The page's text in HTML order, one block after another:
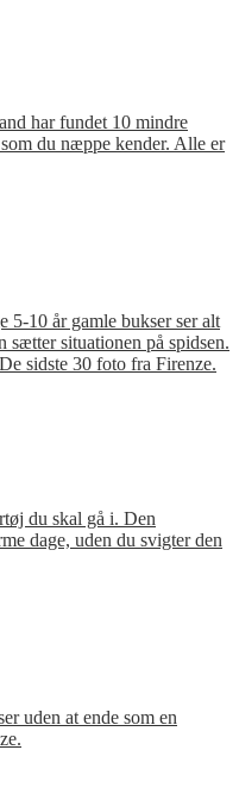
har fundet 10 mindre
du næppe kender. Alle er
5-10 år gamle bukser ser alt
sætter situationen på spidsen.
sidste 30 foto fra Firenze.
du skal gå i. Den
dage, uden du svigter den
uden at ende som en